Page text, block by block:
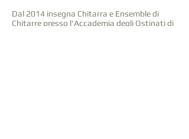
Dal 2014 insegna Chitarra e Ensemble di
Chitarre presso l'Accademia degli Ostinati di